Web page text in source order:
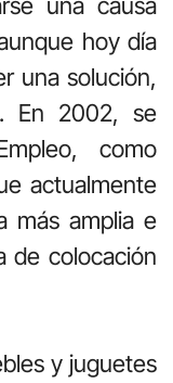
hoy día
una solución,
En 2002, se
como
actualmente
más amplia e
de colocación
y juguetes